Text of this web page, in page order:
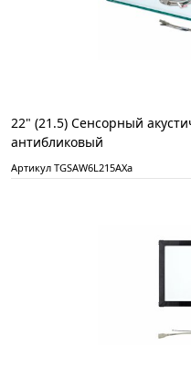
22" (21.5) Сенсорный
антибликовый
Артикул TGSAW6L215AXа